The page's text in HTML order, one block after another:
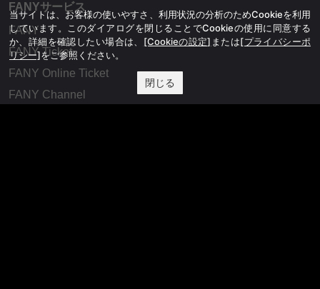
FANYサービス
FANY
FANY Ticket
FANY Online Ticket
FANY Channel
当サイトは、お客様の使いやすさ、利用状況の分析のためCookieを利用
しています。このダイアログを閉じることでCookieの使用に同意する
か、詳細を確認したい場合は、 [Cookieの設定] または[プライバシーポ
リシー]をご参照ください。
閉じる